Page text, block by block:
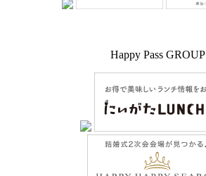
Happy Pass GROUP